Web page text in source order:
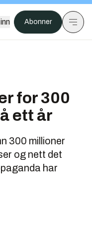
Abonner
for 300
ett år
300 millioner
og nett det
har